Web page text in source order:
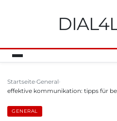
Startseite General
effektive kommunikation: tipps für
GENERAL